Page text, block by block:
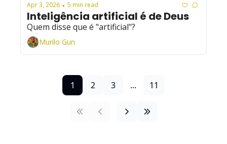
Apr 3, 2026 • 5 min read
Inteligência artificial é de Deus
Quem disse que é "artificial"?
Murilo Gun
1 2 3 ... 11